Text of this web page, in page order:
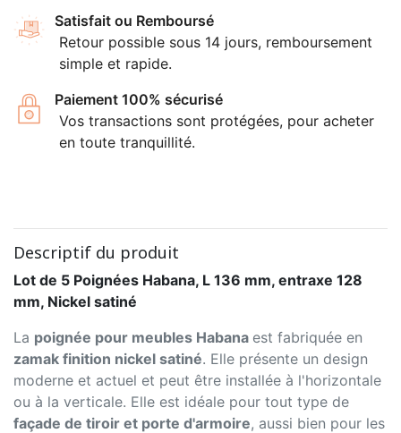
Satisfait ou Remboursé
Retour possible sous 14 jours, remboursement
simple et rapide.
Paiement 100% sécurisé
Vos transactions sont protégées, pour acheter
en toute tranquillité.
Descriptif du produit
Lot de 5 Poignées Habana, L 136 mm, entraxe 128
mm, Nickel satiné
La poignée pour meubles Habana est fabriquée en
zamak finition nickel satiné. Elle présente un design
moderne et actuel et peut être installée à l'horizontale
ou à la verticale. Elle est idéale pour tout type de
façade de tiroir et porte d'armoire, aussi bien pour les